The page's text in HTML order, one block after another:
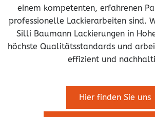
einem kompetenten, erfahrenen
professionelle Lackierarbeiten sind.
Silli Baumann Lackierungen in
höchste Qualitätsstandards und
effizient und
Hier finden Sie uns